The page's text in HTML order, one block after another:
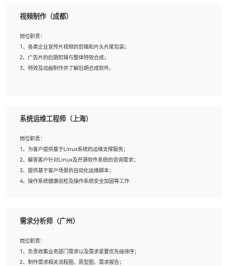
上；
3、想象力丰富, 有一定的艺术审美深度；
4、有良好的场景特效搭建功底；
5、熟悉 3Ds Max 或者 Maya；
6、有良好的沟通能力和团队合作意识；
视频制作（成都）
岗位职责：
1、各类企业宣传片视频的剪辑和片头片尾包装；
2、广告片的后期剪辑与整体特效合成；
3、特效及动画制作并了解后期合成软件。
2、熟练使用After Effect、Photo Shop、熟练掌握视频剪辑和特效包装软件；
4、在剪辑上会思考，有一定编导思维；
5、踏实， 勤奋，愿意在工作中不断学习，提高自我；
6、能与同事友好相处。
系统运维工程师（上海）
岗位职责：
1、为客户提供基于Linux系统的运维支撑服务；
2、解答客户针对Linux及开源软件系统的咨询需求；
3、提供基于客户场景的自动化运维脚本；
4、操作系统健康巡检及操作系统安全加固等工作
1、全日制本科计算机相关专业毕业，3年以上相关工作经验；
3、熟练使用脚本语言，shell/python任一种，熟练使用Ansible
4、熟悉linux常见服务、中间件的基本原理、部署以及故障处理，如：Mysql、
需求分析师（广州）
岗位职责：
1、负责收集业务部门需求以及需求紧要优先级排序；
2、制作需求相关流程图、原型图、需求报告；